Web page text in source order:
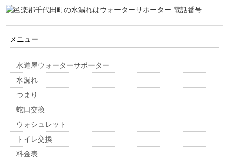
メニュー
水道屋ウォーターサポーター
水漏れ
つまり
蛇口交換
ウォシュレット
トイレ交換
料金表